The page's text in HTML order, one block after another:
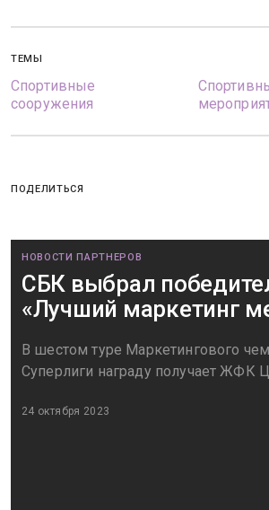
ТЕМЫ
Спортивные
сооружения
ПОДЕЛИТЬСЯ
НОВОСТИ ПАРТНЕРОВ
СБК выбрал
«Лучший маркетинг
В шестом туре Маркетингового
Суперлиги награду получает ЖФК
24 октября 2023